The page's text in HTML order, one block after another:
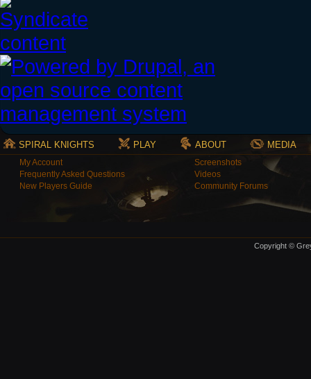
SPIRAL KNIGHTS PLAY ABOUT MEDIA
My Account
Frequently Asked Questions
New Players Guide
Screenshots
Videos
Community Forums
Copyright ©